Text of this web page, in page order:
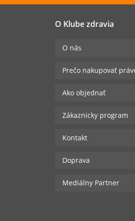
O Klube zdravia
O nás
Prečo nakupovať
Ako objednať
Zákaznicky program
Kontakt
Doprava
Mediálny Partner